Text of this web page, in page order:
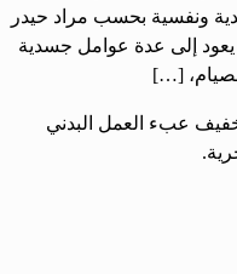
ونفسية بحسب مراد حيدر
إلى عدة عوامل جسدية
[…]
عبء العمل البدني